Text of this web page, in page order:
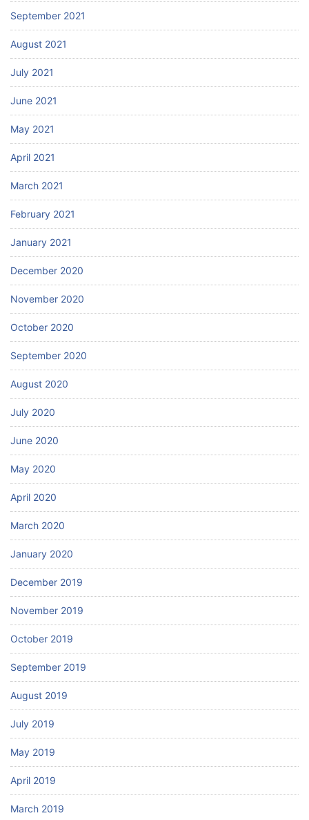
September 2021
August 2021
July 2021
June 2021
May 2021
April 2021
March 2021
February 2021
January 2021
December 2020
November 2020
October 2020
September 2020
August 2020
July 2020
June 2020
May 2020
April 2020
March 2020
January 2020
December 2019
November 2019
October 2019
September 2019
August 2019
July 2019
May 2019
April 2019
March 2019